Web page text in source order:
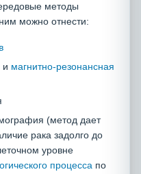
методы
можно отнести:
и магнитно-резонансная
(метод дает
рака задолго до
уровне
процесса по